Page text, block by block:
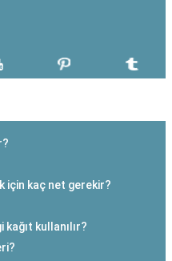
için kaç net gerekir?
kullanılır?